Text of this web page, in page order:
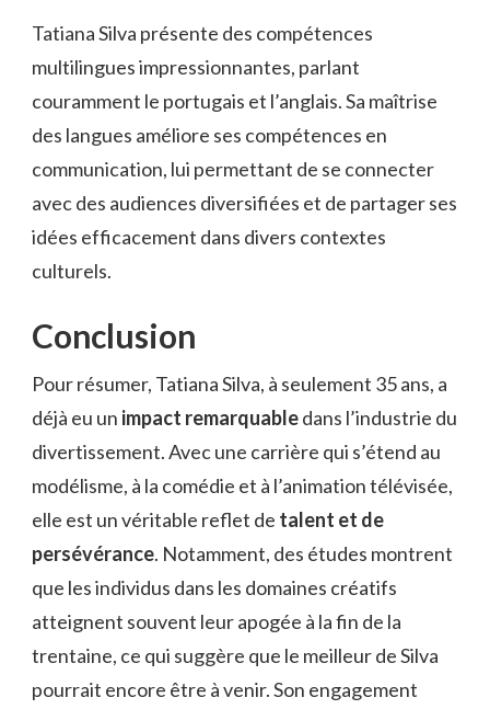
Tatiana Silva présente des compétences
multilingues impressionnantes, parlant
couramment le portugais et l’anglais. Sa maîtrise
des langues améliore ses compétences en
communication, lui permettant de se connecter
avec des audiences diversifiées et de partager ses
idées efficacement dans divers contextes
culturels.
Conclusion
Pour résumer, Tatiana Silva, à seulement 35 ans, a
déjà eu un impact remarquabledans l’industrie du
divertissement. Avec une carrière qui s’étend au
modélisme, à la comédie et à l’animation télévisée,
elle est un véritable reflet de talent et de
persévérance. Notamment, des études montrent
que les individus dans les domaines créatifs
atteignent souvent leur apogée à la fin de la
trentaine, ce qui suggère que le meilleur de Silva
pourrait encore être à venir. Son engagement